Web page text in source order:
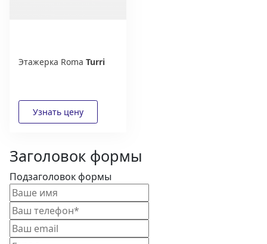
Этажерка Roma Turri
Заголовок формы
Подзаголовок формы